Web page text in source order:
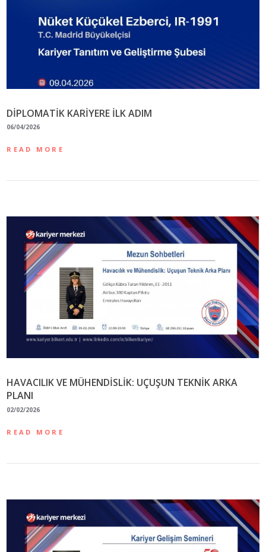
DİPLOMATİK KARİYERE İLK ADIM
06/04/2026
READ MORE
HAVACILIK VE MÜHENDİSLİK: UÇUŞUN TEKNİK ARKA
PLANI
02/02/2026
READ MORE